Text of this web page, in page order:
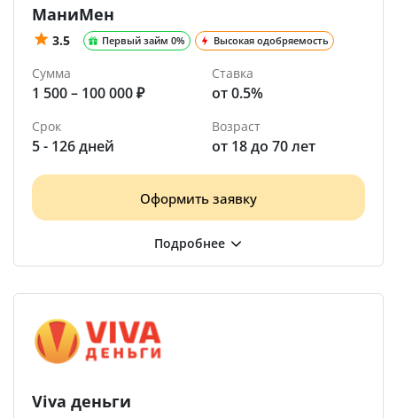
МаниМен
3.5 Первый займ 0% Высокая одобряемость
Сумма
1 500 – 100 000 ₽
Ставка
от 0.5%
Срок
5 - 126 дней
Возраст
от 18 до 70 лет
Оформить заявку
Viva деньги